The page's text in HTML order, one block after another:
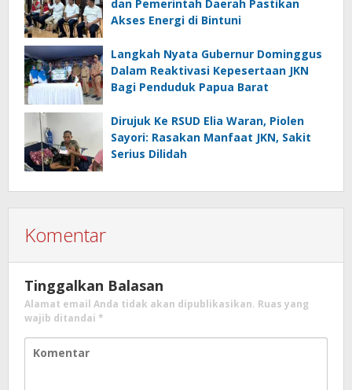
dan Pemerintah Daerah Pastikan
Akses Energi di Bintuni
Langkah Nyata Gubernur Dominggus
Dalam Reaktivasi Kepesertaan JKN
Bagi Penduduk Papua Barat
Dirujuk Ke RSUD Elia Waran, Piolen
Sayori: Rasakan Manfaat JKN, Sakit
Serius Dilidah
Komentar
Tinggalkan Balasan
Alamat email Anda tidak akan dipublikasikan. Ruas yang
wajib ditandai *